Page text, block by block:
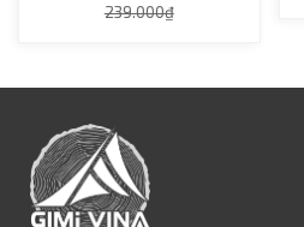
239.000₫